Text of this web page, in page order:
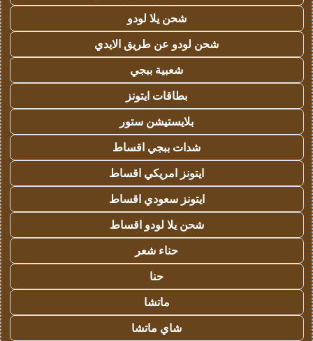
شحن يلا لودو
شحن لودو عن طريق الايدي
شعبية ببجي
بطاقات ايتونز
بلايستيشن ستور
شدات ببجي اقساط
ايتونز امريكي اقساط
ايتونز سعودي اقساط
شحن يلا لودو اقساط
حناء شعر
حنا
ماتشا
شاي ماتشا